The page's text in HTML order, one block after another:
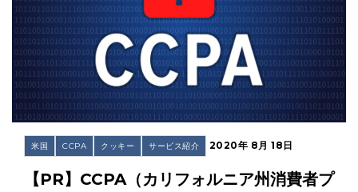
米国 CCPA クッキー サービス紹介 2020年 8月 18日
【PR】CCPA（カリフォルニア州消費者プ